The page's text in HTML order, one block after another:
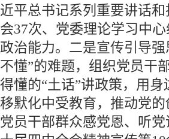
近平总书记系列重要讲话
会37次、党委理论学习中
政治能力。二是宣传引导
不懂”的难题，组织党员干
得懂的“土话”讲政策，用
移默化中受教育，推动党
党员干部群众感党恩、听